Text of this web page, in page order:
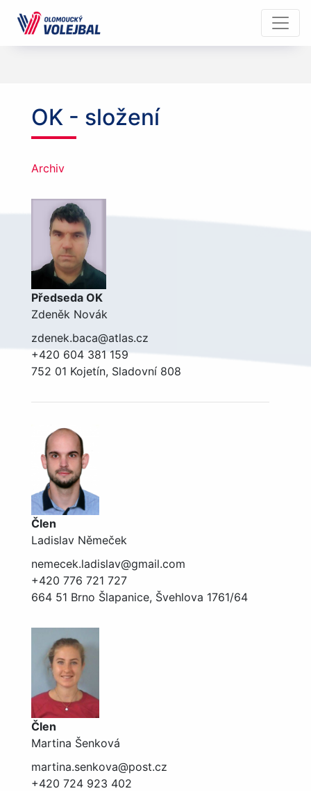
OK - složení
Archiv
Předseda OK
Zdeněk Novák
zdenek.baca@atlas.cz
+420 604 381 159
752 01 Kojetín, Sladovní 808
Člen
Ladislav Němeček
nemecek.ladislav@gmail.com
+420 776 721 727
664 51 Brno Šlapanice, Švehlova 1761/64
Člen
Martina Šenková
martina.senkova@post.cz
+420 724 923 402